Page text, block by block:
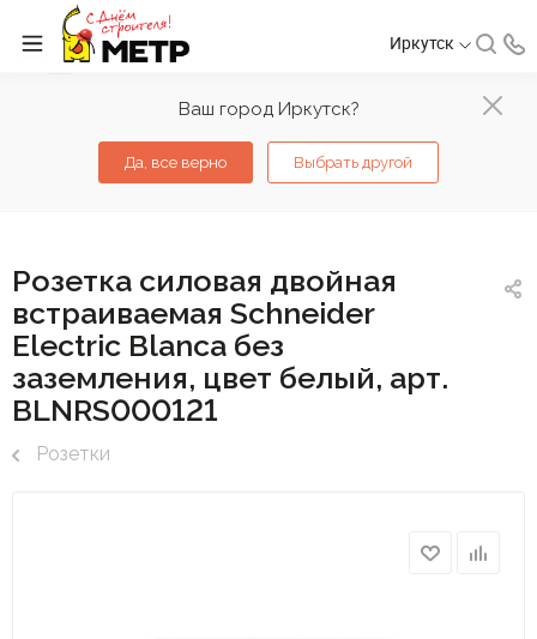
Ваш город Иркутск?
Да, все верно Выбрать другой
Иркутск
Розетка силовая двойная
встраиваемая Schneider
Electric Blanca без
заземления, цвет белый, арт.
BLNRS000121
Розетки